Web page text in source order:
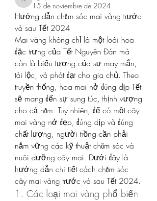
nguyenbich13697
15 de noviembre de 2024
Hướng dẫn chăm sóc mai vàng trước
và sau Tết 2024
Mai vàng không chỉ là một loài hoa
đặc trưng của Tết Nguyên Đán mà
còn là biểu tượng của sự may mắn,
tài lộc, và phát đạt cho gia chủ. Theo
truyền thống, hoa mai nở đúng dịp Tết
sẽ mang đến sự sung túc, thịnh vượng
cho cả năm. Tuy nhiên, để có một cây
mai vàng nở đẹp, đúng dịp và đúng
chất lượng, người trồng cần phải
nắm vững các kỹ thuật chăm sóc và
nuôi dưỡng cây mai. Dưới đây là
hướng dẫn chi tiết cách chăm sóc
cây mai vàng trước và sau Tết 2024.
1. Các loại mai vàng phổ biến